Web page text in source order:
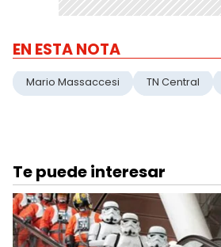
EN ESTA NOTA
Mario Massaccesi TN Central